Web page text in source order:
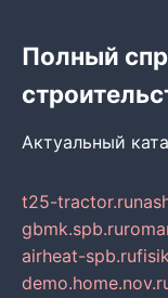
Полный
Актуальный
t25-tractor.ru
gbmk.spb.ru
airheat-spb.ru